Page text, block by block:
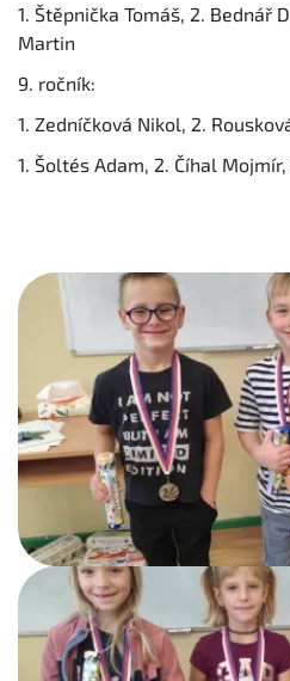
1. Štěpnička Tomáš, 2. Bednář
Martin
9. ročník:
1. Zedníčková Nikol, 2.
1. Šoltés Adam, 2. Číhal